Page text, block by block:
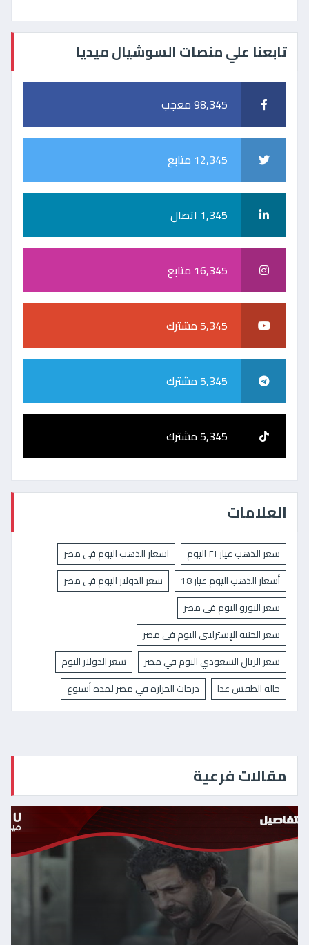
تابعنا علي منصات السوشيال ميديا
98,345 معجب
12,345 متابع
1,345 اتصال
16,345 متابع
5,345 مشترك
5,345 مشترك
5,345 مشترك
العلامات
سعر الذهب عيار ٢١ اليوم
اسعار الذهب اليوم في مصر
أسعار الذهب اليوم عيار 18
سعر الدولار اليوم في مصر
سعر اليورو اليوم في مصر
سعر الجنيه الإسترليني اليوم في مصر
سعر الريال السعودي اليوم في مصر
سعر الدولار اليوم
حالة الطقس غدا
درجات الحرارة في مصر لمدة أسبوع
مقالات فرعية